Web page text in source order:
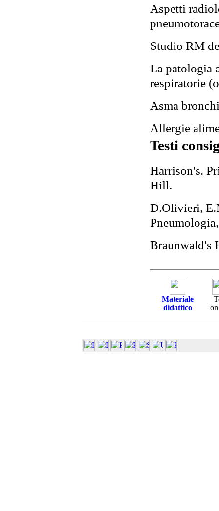
Aspetti
Studio RM
La patologia
respiratorie
Asma
Allergie
Testi
Harrison's.
Hill.
D.Olivieri,
Braunwald's
Materiale
didattico